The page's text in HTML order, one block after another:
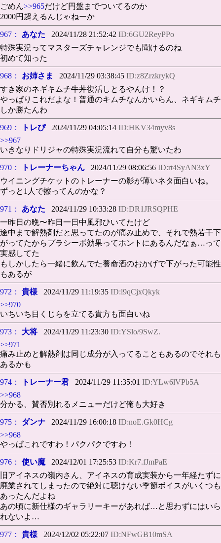
ごめん>>965だけど円盤までついてるのか
2000円超えるんじゃねーか
967： あなた 2024/11/28 21:52:42 ID:6GU2ReyPPo
特殊実況ってマスターズチャレンジでも聞けるのね
初めて知った
968： お姉さま 2024/11/29 03:38:45 ID:z8ZrzkrykQ
すき家のネギキムチ牛丼復活しとるやんけ！？
やっぱりこれだよな！普通のキムチなんかいらん、ネギキムチ
しか勝たんわ
969： トレぴ2024/11/29 04:05:14 ID:HKV34myv8s
>>967
いきなりドリジャの特殊実況流れて自分も驚いたわ
970： トレーナーちゃん 2024/11/29 08:06:56 ID:rt4SyAN3xY
ウイニングチケットのトレーナーの影が薄いネタ面白いね。
ずっと1人で擦ってんのかな？
971： あなた 2024/11/29 10:33:28 ID:DR1JRSQPHE
一昨日の晩〜昨日一日中風邪ひいてたけど
途中まで解熱剤だと思ってたのが痛み止めで、それで熱若干下
がってたからプラシーボ効果ってホントにあるんだなぁ…って
実感してた
もしかしたら一緒に飲んでた養命酒のおかげで下がった可能性
もあるが
972： 貴様 2024/11/29 11:19:35 ID:l9qCjxQkyk
>>970
いちいち目くじらを立てる貴方も面白いね
973： 大将 2024/11/29 11:23:30 ID:YSlo/9SwZ.
>>971
痛み止めと解熱剤は同じ成分が入ってることもあるのでそれも
あるかも
974： トレーナー君 2024/11/29 11:35:01 ID:YLw6lVPb5A
>>968
分かる、賛否別れるメニューだけど俺も大好き
975： ダンナ 2024/11/29 16:00:18 ID:noE.Gk0HCg
>>968
やっぱこれですわ！パクパクですわ！
976： 使い魔 2024/12/01 17:25:53 ID:Kr7.fJmPaE
旧アイネスの嶺内さん、アイネスの育成実装から一年経たずに
廃業されてしまったので絶対に聴けない季節ボイスがいくつも
あったんだよね
あの頃に新仕様のギャラリーキーがあれば…と思わずにはいら
れないよ…
977： 貴様 2024/12/02 05:22:07 ID:NFwGB10mSA